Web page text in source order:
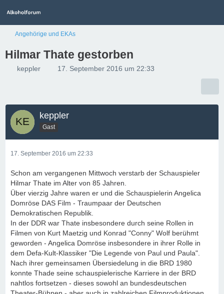
Angehörige und EKAs
Hilmar Thate gestorben
keppler 17. September 2016 um 22:33
keppler
Gast
17. September 2016 um 22:33
Schon am vergangenen Mittwoch verstarb der Schauspieler
Hilmar Thate im Alter von 85 Jahren.
Über vierzig Jahre waren er und die Schauspielerin Angelica
Domröse DAS Film - Traumpaar der Deutschen
Demokratischen Republik.
In der DDR war Thate insbesondere durch seine Rollen in
Filmen von Kurt Maetzig und Konrad "Conny" Wolf berühmt
geworden - Angelica Domröse insbesondere in ihrer Rolle in
dem Defa-Kult-Klassiker "Die Legende von Paul und Paula".
Nach ihrer gemeinsamen Übersiedelung in die BRD 1980
konnte Thade seine schauspielerische Karriere in der BRD
nahtlos fortsetzen - dieses sowohl an bundesdeutschen